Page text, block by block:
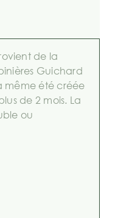
de la
Guichard
même été créée
de 2 mois. La
ou